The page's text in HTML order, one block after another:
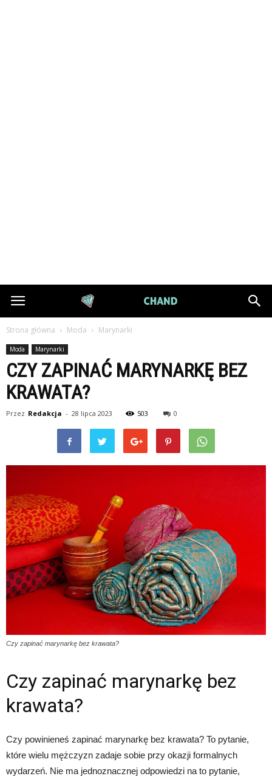
DiamondChand.pl
Strona główna Moda Marynarki
Moda Marynarki
CZY ZAPINAĆ MARYNARKĘ BEZ
KRAWATA?
Przez Redakcja - 28 lipca 2023 503 0
Czy zapinać marynarkę bez krawata?
Czy zapinać marynarkę bez
krawata?
Czy powinieneś zapinać marynarkę bez krawata? To pytanie,
które wielu mężczyzn zadaje sobie przy okazji formalnych
wydarzeń. Nie ma jednoznacznej odpowiedzi na to pytanie,